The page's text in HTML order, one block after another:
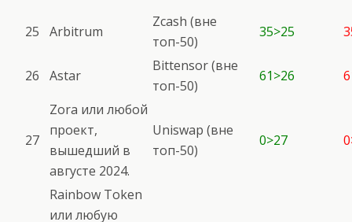
25 Arbitrum
Zcash (вне
топ-50)
35>25
26 Astar
Bittensor (вне
топ-50)
61>26
27
Zora или любой
проект,
вышедший в
августе 2024.
Uniswap (вне
топ-50)
0>27
Rainbow Token
или любую